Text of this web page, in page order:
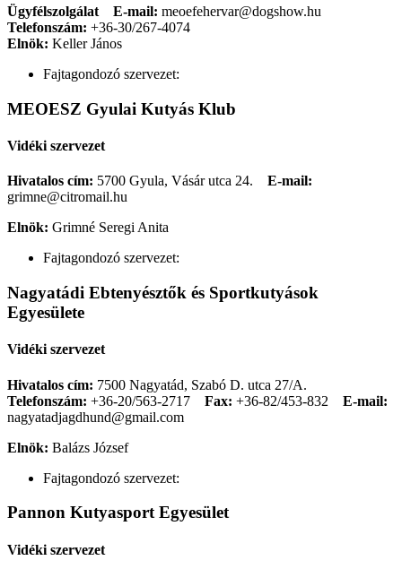
Ügyfélszolgálat E-mail: meoefehervar@dogshow.hu
Telefonszám: +36-30/267-4074
Elnök: Keller János
Fajtagondozó szervezet:
MEOESZ Gyulai Kutyás Klub
Vidéki szervezet
Hivatalos cím: 5700 Gyula, Vásár utca 24. E-mail:
grimne@citromail.hu
Elnök: Grimné Seregi Anita
Fajtagondozó szervezet:
Nagyatádi Ebtenyésztők és Sportkutyások
Egyesülete
Vidéki szervezet
Hivatalos cím: 7500 Nagyatád, Szabó D. utca 27/A.
Telefonszám: +36-20/563-2717 Fax: +36-82/453-832
E-mail:
nagyatadjagdhund@gmail.com
Elnök: Balázs József
Fajtagondozó szervezet:
Pannon Kutyasport Egyesület
Vidéki szervezet